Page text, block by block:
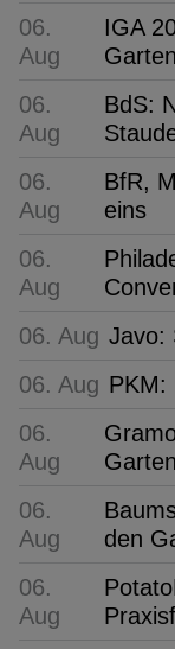
06.
Aug
IGA
06.
Aug
BdS:
06.
Aug
BfR,
eins
06.
Aug
06. Aug Javo:
06. Aug PKM:
06.
Aug
06.
Aug
den
06.
Aug